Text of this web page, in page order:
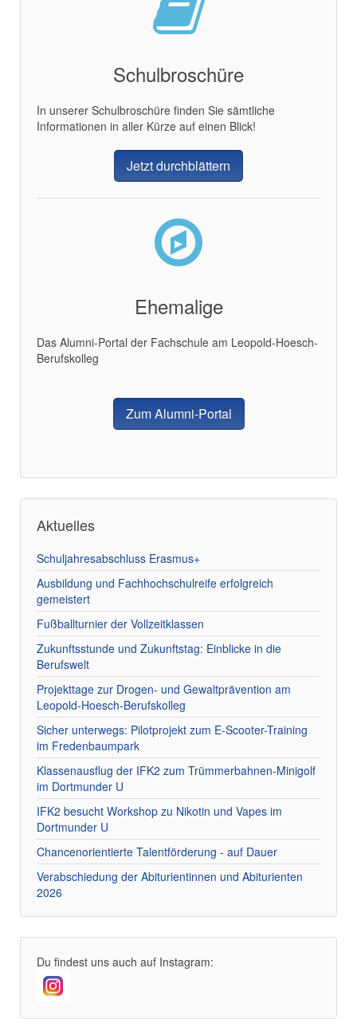
Schulbroschüre
In unserer Schulbroschüre finden Sie sämtliche
Informationen in aller Kürze auf einen Blick!
Jetzt durchblättern
Ehemalige
Das Alumni-Portal der Fachschule am Leopold-Hoesch-
Berufskolleg
Zum Alumni-Portal
Aktuelles
Schuljahresabschluss Erasmus+
Ausbildung und Fachhochschulreife erfolgreich
gemeistert
Fußballturnier der Vollzeitklassen
Zukunftsstunde und Zukunftstag: Einblicke in die
Berufswelt
Projekttage zur Drogen- und Gewaltprävention am
Leopold-Hoesch-Berufskolleg
Sicher unterwegs: Pilotprojekt zum E-Scooter-Training
im Fredenbaumpark
Klassenausflug der IFK2 zum Trümmerbahnen-Minigolf
im Dortmunder U
IFK2 besucht Workshop zu Nikotin und Vapes im
Dortmunder U
Chancenorientierte Talentförderung - auf Dauer
Verabschiedung der Abiturientinnen und Abiturienten
2026
Du findest uns auch auf Instagram: